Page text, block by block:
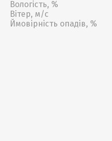
Вологість, %
Вітер, м/с
Ймовірність опадів, %